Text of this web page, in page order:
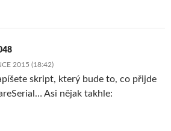
2015 (18:42)
skript, který bude to, co přijde
Asi nějak takhle: